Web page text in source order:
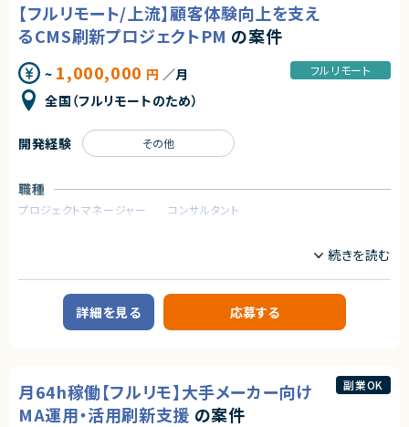
・事前相談会対応
・実践支援
・要件整理支援
・開発演習支援
・中間発表サポート
・週1回のメンタリングサポート（チーム参加）
・最終発表会サポート
■その他補足
・基本リモートですが、キックオフおよび最終発表時に出社可能性あり
求めるスキル
■必須スキル
・AI全般に学習意欲の高い方
・企画フェーズなど上流からの参画が可能な方
・研修の講師や顧客折衝、ワークショップ運営などのご経験
業務委託(準委任契約)
【フルリモート/上流】顧客体験向上を支え
るCMS刷新プロジェクトPM の案件
~ 1,000,000 円 ／月
全国（フルリモートのため）
フルリモート
職種
プロジェクトマネージャー コンサルタント
企業向けコンテンツ管理基盤の導入および移行支援プロジェクトの開発P
Mを募集します。
【業務内容 】
・顧客への要望ヒアリング
・システム導入に向けた要件整理
・既存環境から新環境への移行推進
【募集背景】事業拡大に伴う体制強化のため
開発経験 その他
詳細を見る 応募する
月64h稼働【フルリモ】大手メーカー向け
MA運用・活用刷新支援 の案件
副業OK